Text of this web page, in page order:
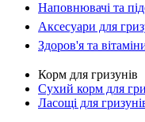
Наповнювачі та
Аксесуари для
Здоров'я та
Корм для гризунів
Сухий корм для
Ласощі для